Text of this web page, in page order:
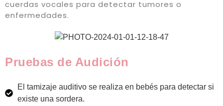
cuerdas vocales para detectar tumores o
enfermedades.
Pruebas de Audición
El tamizaje auditivo se realiza en bebés para detectar si
existe una sordera.